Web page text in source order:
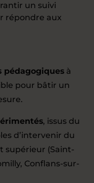
un suivi
répondre aux
pédagogiques à
pour bâtir un
, issus du
d’intervenir du
supérieur (Saint-
Conflans-sur-